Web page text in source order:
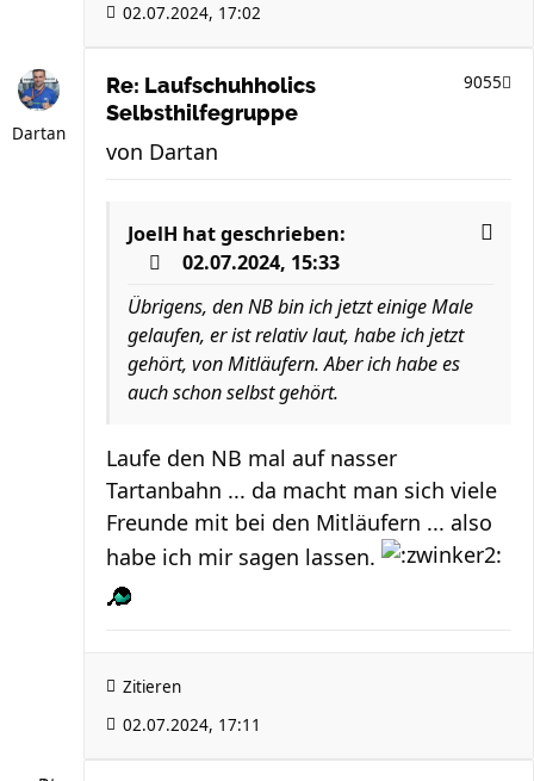
02.07.2024, 17:02
Dartan
Re: Laufschuhholics
Selbsthilfegruppe
9055
von Dartan
JoelH hat geschrieben:
02.07.2024, 15:33
Übrigens, den NB bin ich jetzt einige Male
gelaufen, er ist relativ laut, habe ich jetzt
gehört, von Mitläufern. Aber ich habe es
auch schon selbst gehört.
Laufe den NB mal auf nasser
Tartanbahn ... da macht man sich viele
Freunde mit bei den Mitläufern ... also
habe ich mir sagen lassen.
Zitieren
02.07.2024, 17:11